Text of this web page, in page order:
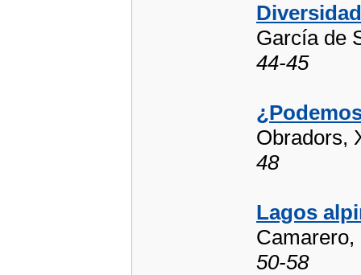
García de
44-45
Obradors,
48
Lagos
Camarero,
50-58